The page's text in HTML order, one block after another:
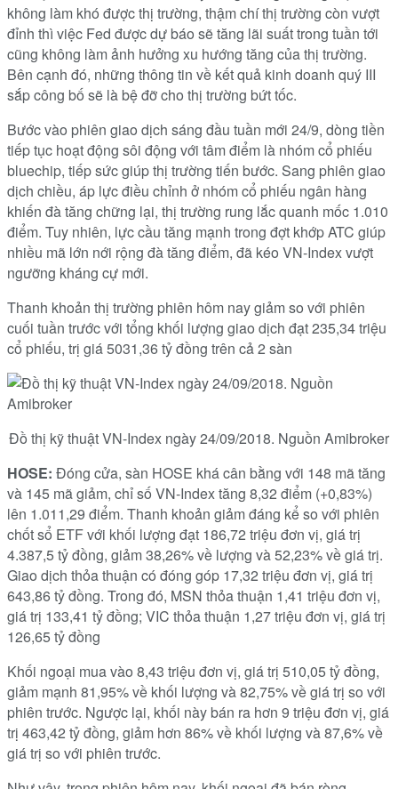
không làm khó được thị trường, thậm chí thị trường còn vượt
đỉnh thì việc Fed được dự báo sẽ tăng lãi suất trong tuần tới
cũng không làm ảnh hưởng xu hướng tăng của thị trường.
Bên cạnh đó, những thông tin về kết quả kinh doanh quý III
sắp công bố sẽ là bệ đỡ cho thị trường bứt tốc.
Bước vào phiên giao dịch sáng đầu tuần mới 24/9, dòng tiền
tiếp tục hoạt động sôi động với tâm điểm là nhóm cổ phiếu
bluechip, tiếp sức giúp thị trường tiến bước. Sang phiên giao
dịch chiều, áp lực điều chỉnh ở nhóm cổ phiếu ngân hàng
khiến đà tăng chững lại, thị trường rung lắc quanh mốc 1.010
điểm. Tuy nhiên, lực cầu tăng mạnh trong đợt khớp ATC giúp
nhiều mã lớn nới rộng đà tăng điểm, đã kéo VN-Index vượt
ngưỡng kháng cự mới.
Thanh khoản thị trường phiên hôm nay giảm so với phiên
cuối tuần trước với tổng khối lượng giao dịch đạt 235,34 triệu
cổ phiếu, trị giá 5031,36 tỷ đồng trên cả 2 sàn
Đồ thị kỹ thuật VN-Index ngày 24/09/2018. Nguồn Amibroker
HOSE: Đóng cửa, sàn HOSE khá cân bằng với 148 mã tăng
và 145 mã giảm, chỉ số VN-Index tăng 8,32 điểm (+0,83%)
lên 1.011,29 điểm. Thanh khoản giảm đáng kể so với phiên
chốt sổ ETF với khối lượng đạt 186,72 triệu đơn vị, giá trị
4.387,5 tỷ đồng, giảm 38,26% về lượng và 52,23% về giá trị.
Giao dịch thỏa thuận có đóng góp 17,32 triệu đơn vị, giá trị
643,86 tỷ đồng. Trong đó, MSN thỏa thuận 1,41 triệu đơn vị,
giá trị 133,41 tỷ đồng; VIC thỏa thuận 1,27 triệu đơn vị, giá trị
126,65 tỷ đồng
Khối ngoại mua vào 8,43 triệu đơn vị, giá trị 510,05 tỷ đồng,
giảm mạnh 81,95% về khối lượng và 82,75% về giá trị so với
phiên trước. Ngược lại, khối này bán ra hơn 9 triệu đơn vị, giá
trị 463,42 tỷ đồng, giảm hơn 86% về khối lượng và 87,6% về
giá trị so với phiên trước.